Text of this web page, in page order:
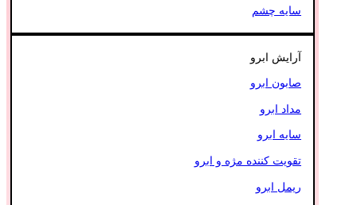
سایه چشم
آرایش ابرو
صابون ابرو
مداد ابرو
سایه ابرو
تقویت کننده مژه و ابرو
ریمل ابرو